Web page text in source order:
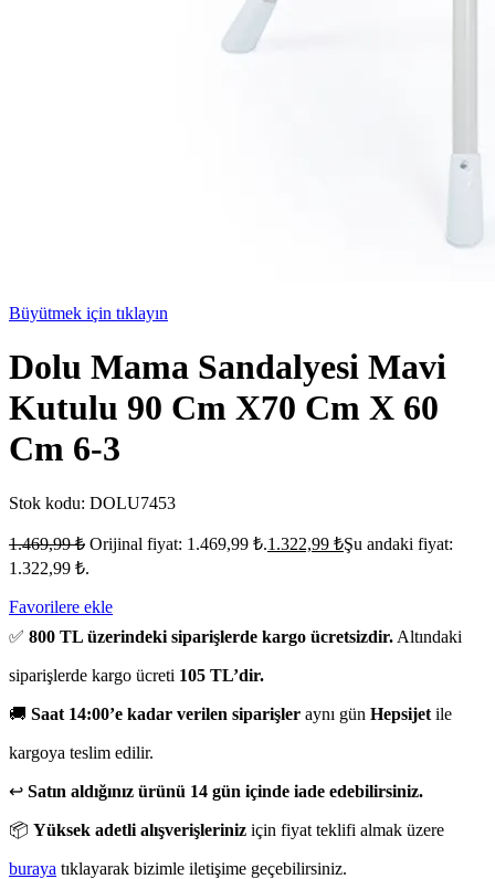
Büyütmek için tıklayın
Dolu Mama Sandalyesi Mavi
Kutulu 90 Cm X70 Cm X 60
Cm 6-3
Stok kodu: DOLU7453
1.469,99₺ Orijinal fiyat: 1.469,99 ₺.1.322,99 ₺Şu andaki fiyat:
1.322,99 ₺.
Favorilere ekle
✅ 800 TL üzerindeki siparişlerde kargo ücretsizdir. Altındaki
siparişlerde kargo ücreti 105 TL’dir.
🚚 Saat 14:00’e kadar verilen siparişler aynı gün Hepsijet ile
kargoya teslim edilir.
↩️ Satın aldığınız ürünü 14 gün içinde iade edebilirsiniz.
📦 Yüksek adetli alışverişleriniz için fiyat teklifi almak üzere
buraya tıklayarak bizimle iletişime geçebilirsiniz.